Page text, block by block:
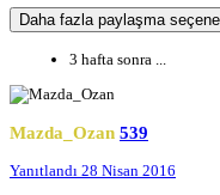
Daha fazla paylaşma
3 hafta sonra ...
Mazda_Ozan 539
Yanıtlandı 28 Nisan 2016